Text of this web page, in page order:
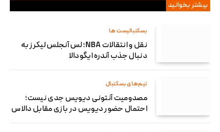
بیشتر بخوانید
بسکتبالیست ها
نقل و انتقالات NBA؛ لس آنجلس لیکرز به
دنبال جذب آندره ایگودالا
تیم‌های بسکتبال
مصدومیت آنتونی دیویس جدی نیست؛
احتمال حضور دیویس در بازی مقابل دالاس